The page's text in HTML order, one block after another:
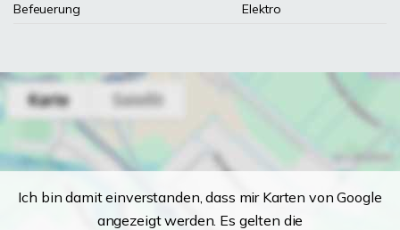
Befeuerung
Elektro
Ich bin damit einverstanden, dass mir Karten von Google
angezeigt werden. Es gelten die